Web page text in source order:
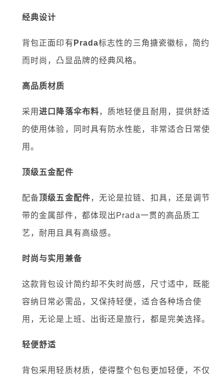
经典设计
背包正面印有 Prada标志性的三角搪瓷徽标，简约
而时尚，凸显品牌的经典风格。
高品质材质
采用进口降落伞布料，质地轻便且耐用，提供舒适
的使用体验，同时具有防水性能，非常适合日常使
用。
顶级五金配件
配备顶级五金配件，无论是拉链、扣具，还是调节
带的金属部件，都体现出Prada一贯的高品质工
艺，耐用且具有高级感。
时尚与实用兼备
这款背包设计简约却不失时尚感，尺寸适中，既能
容纳日常必需品，又保持轻便，适合各种场合使
用，无论是上班、出街还是旅行，都是完美选择。
轻便舒适
背包采用轻质材质，使得整个包包更加轻便，不仅